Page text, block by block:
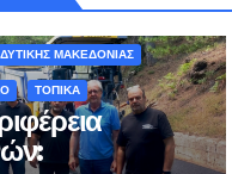
ΜΑΚΕΔΟΝΙΑΣ
ΤΟΠΙΚΑ